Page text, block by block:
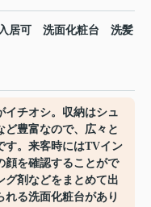
居可 洗面化粧台
洗髪
イチオシ。収納はシュ
ど豊富なので、広々と
す。来客時にはTVイン
顔を確認することがで
グ剤などをまとめて出
れる洗面化粧台があり